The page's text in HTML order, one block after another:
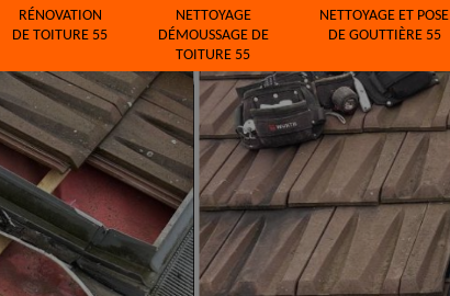
RÉNOVATION
DE TOITURE 55
NETTOYAGE
DÉMOUSSAGE DE
TOITURE 55
NETTOYAGE ET POSE
DE GOUTTIÈRE 55